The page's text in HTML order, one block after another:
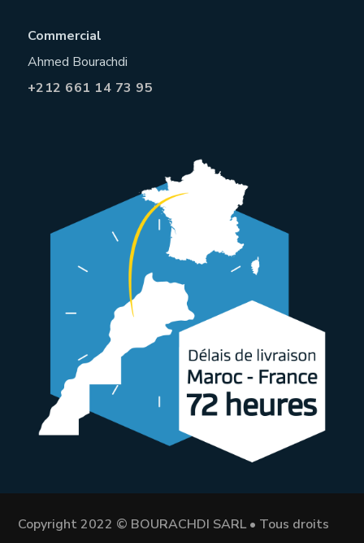
Commercial
Ahmed Bourachdi
+212 661 14 73 95
Copyright 2022 © BOURACHDI SARL • Tous droits